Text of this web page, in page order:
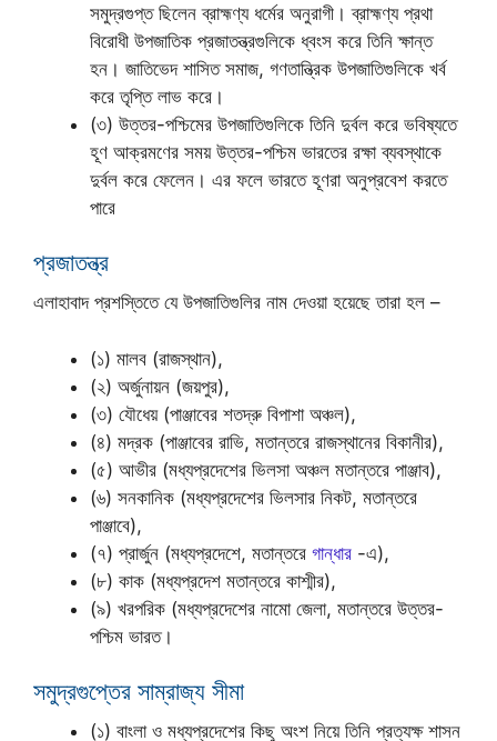
সমুদ্রগুপ্ত ছিলেন ব্রাহ্মণ্য ধর্মের অনুরাগী। ব্রাহ্মণ্য প্রথা
বিরোধী উপজাতিক প্রজাতন্ত্রগুলিকে ধ্বংস করে তিনি ক্ষান্ত
হন। জাতিভেদ শাসিত সমাজ, গণতান্ত্রিক উপজাতিগুলিকে খর্ব
করে তৃপ্তি লাভ করে।
(৩) উত্তর-পশ্চিমের উপজাতিগুলিকে তিনি দুর্বল করে ভবিষ্যতে
হূণ আক্রমণের সময় উত্তর-পশ্চিম ভারতের রক্ষা ব্যবস্থাকে
দুর্বল করে ফেলেন। এর ফলে ভারতে হূণরা অনুপ্রবেশ করতে
পারে
প্রজাতন্ত্র
এলাহাবাদ প্রশস্তিতে যে উপজাতিগুলির নাম দেওয়া হয়েছে তারা হল –
(১) মালব (রাজস্থান),
(২) অর্জুনায়ন (জয়পুর),
(৩) যৌধেয় (পাঞ্জাবের শতদ্রু বিপাশা অঞ্চল),
(৪) মদ্রক (পাঞ্জাবের রাভি, মতান্তরে রাজস্থানের বিকানীর),
(৫) আভীর (মধ্যপ্রদেশের ভিলসা অঞ্চল মতান্তরে পাঞ্জাব),
(৬) সনকানিক (মধ্যপ্রদেশের ভিলসার নিকট, মতান্তরে
পাঞ্জাবে),
(৭) প্রার্জুন (মধ্যপ্রদেশে, মতান্তরে গান্ধার -এ),
(৮) কাক (মধ্যপ্রদেশ মতান্তরে কাশ্মীর),
(৯) খরপরিক (মধ্যপ্রদেশের নামো জেলা, মতান্তরে উত্তর-
পশ্চিম ভারত।
সমুদ্রগুপ্তের সাম্রাজ্য সীমা
(১) বাংলা ও মধ্যপ্রদেশের কিছু অংশ নিয়ে তিনি প্রত্যক্ষ শাসন